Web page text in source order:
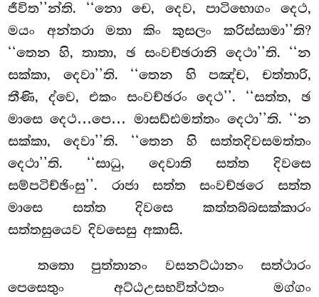
ජීවිත’’න්ති. ‘‘නො චෙ, දෙව, පාටිභොගං දෙථ,
මයං අන්තරා මතා කිං කුසලං කරිස්සාමා’’ති?
‘‘තෙන හි, තාතා, ඡ සංවච්ඡරානි දෙථා’’ති. ‘‘න
සක්කා, දෙවා’’ති. ‘‘තෙන හි පඤ්ච, චත්තාරි,
තීණි, ද්වෙ, එකං සංවච්ඡරං දෙථ’’. ‘‘සත්ත, ඡ
මාසෙ දෙථ…පෙ… මාසඩ්ඪමත්තං දෙථා’’ති. ‘‘න
සක්කා, දෙවා’’ති. ‘‘තෙන හි සත්තදිවසමත්තං
දෙථා’’ති. ‘‘සාධු, දෙවාති සත්ත දිවසෙ
සම්පටිච්ඡිංසු’’. රාජා සත්ත සංවච්ඡරෙ සත්ත
මාසෙ සත්ත දිවසෙ කත්තබ්බසක්කාරං
සත්තසුයෙව දිවසෙසු අකාසි.
තතො පුත්තානං වසනට්ඨානං සත්ථාරං
පෙසෙතුං අට්ඨඋසභවිත්ථතං මග්ගං